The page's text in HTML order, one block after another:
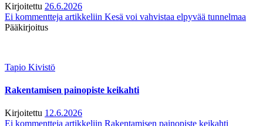
Kirjoitettu 26.6.2026
Ei kommentteja artikkeliin Kesä voi vahvistaa elpyvää tunnelmaa
Pääkirjoitus
Tapio Kivistö
Rakentamisen painopiste keikahti
Kirjoitettu 12.6.2026
Ei kommentteja artikkeliin Rakentamisen painopiste keikahti